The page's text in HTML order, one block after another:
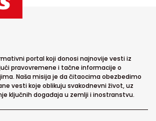
portal koji donosi najnovije vesti iz
pravovremene i tačne informacije o
Naša misija je da čitaocima obezbedimo
vesti koje oblikuju svakodnevni život, uz
ključnih događaja u zemlji i inostranstvu.